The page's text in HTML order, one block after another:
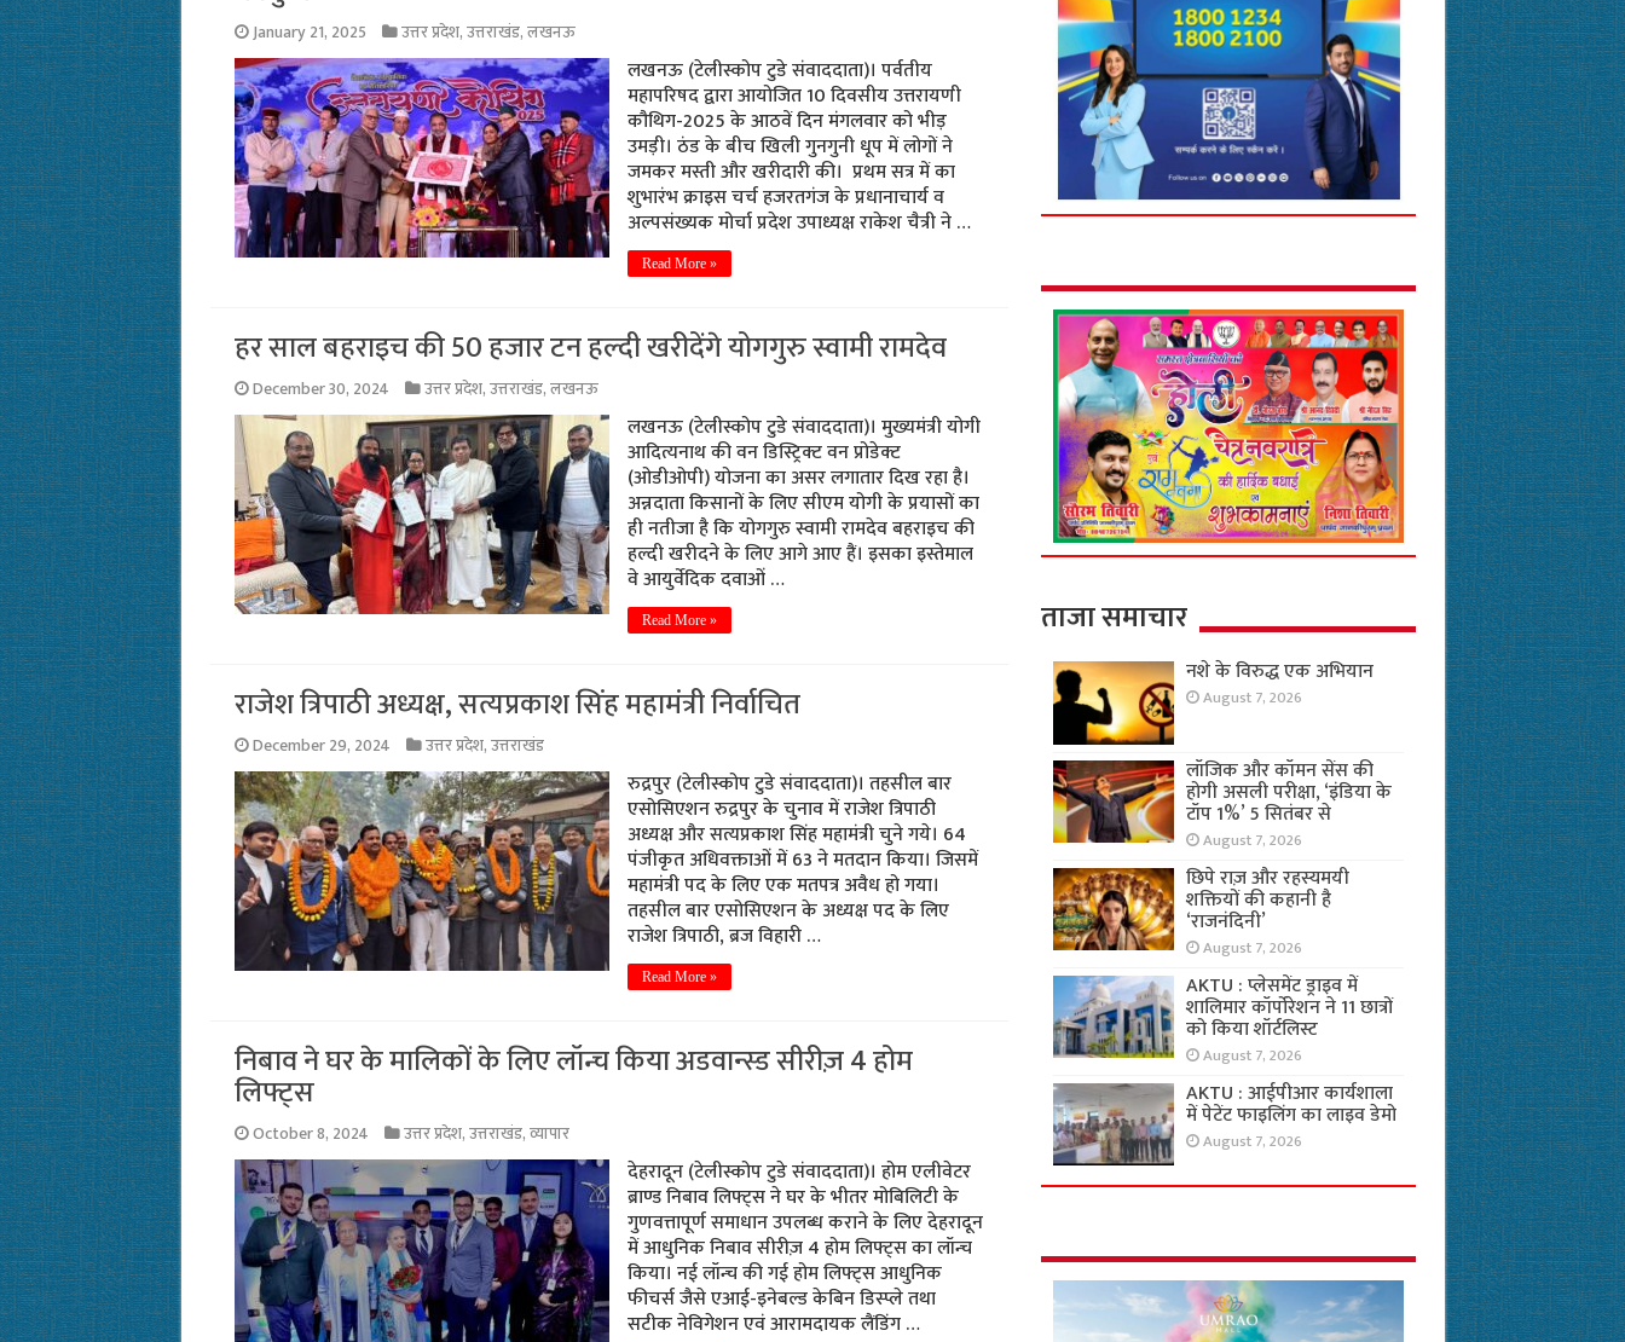
January 21, 2025 उत्तर प्रदेश,उत्तराखंड,लखनऊ
लखनऊ (टेलीस्कोप टुडे संवाददाता)। पर्वतीय
महापरिषद द्वारा आयोजित 10 दिवसीय उत्तरायणी
कौथिग-2025 के आठवें दिन मंगलवार को भीड़
उमड़ी। ठंड के बीच खिली गुनगुनी धूप में लोगों ने
जमकर मस्ती और खरीदारी की। प्रथम सत्र में का
शुभारंभ क्राइस चर्च हजरतगंज के प्रधानाचार्य व
अल्पसंख्यक मोर्चा प्रदेश उपाध्यक्ष राकेश चैत्री ने …
Read More »
हर साल बहराइच की 50 हजार टन हल्दी खरीदेंगे योगगुरु स्वामी रामदेव
December 30, 2024 उत्तर प्रदेश,उत्तराखंड,लखनऊ
लखनऊ (टेलीस्कोप टुडे संवाददाता)। मुख्यमंत्री योगी
आदित्यनाथ की वन डिस्ट्रिक्ट वन प्रोडेक्ट
(ओडीओपी) योजना का असर लगातार दिख रहा है।
अन्नदाता किसानों के लिए सीएम योगी के प्रयासों का
ही नतीजा है कि योगगुरु स्वामी रामदेव बहराइच की
हल्दी खरीदने के लिए आगे आए हैं। इसका इस्तेमाल
वे आयुर्वेदिक दवाओं …
Read More »
राजेश त्रिपाठी अध्यक्ष, सत्यप्रकाश सिंह महामंत्री निर्वाचित
December 29, 2024 उत्तर प्रदेश,उत्तराखंड
रुद्रपुर (टेलीस्कोप टुडे संवाददाता)। तहसील बार
एसोसिएशन रुद्रपुर के चुनाव में राजेश त्रिपाठी
अध्यक्ष और सत्यप्रकाश सिंह महामंत्री चुने गये। 64
पंजीकृत अधिवक्ताओं में 63 ने मतदान किया। जिसमें
महामंत्री पद के लिए एक मतपत्र अवैध हो गया।
तहसील बार एसोसिएशन के अध्यक्ष पद के लिए
राजेश त्रिपाठी, ब्रज विहारी …
Read More »
निबाव ने घर के मालिकों के लिए लॉन्च किया अडवान्स्ड सीरीज़ 4 होम
लिफ्ट्स
October 8, 2024 उत्तर प्रदेश,उत्तराखंड,व्यापार
देहरादून (टेलीस्कोप टुडे संवाददाता)। होम एलीवेटर
ब्राण्ड निबाव लिफ्ट्स ने घर के भीतर मोबिलिटी के
गुणवत्तापूर्ण समाधान उपलब्ध कराने के लिए देहरादून
में आधुनिक निबाव सीरीज़ 4 होम लिफ्ट्स का लॉन्च
किया। नई लॉन्च की गई होम लिफ्ट्स आधुनिक
फीचर्स जैसे एआई-इनेबल्ड केबिन डिस्प्ले तथा
सटीक नेविगेशन एवं आरामदायक लैंडिंग …
ताजा समाचार
नशे के विरुद्ध एक अभियान
August 7, 2026
लॉजिक और कॉमन सेंस की
होगी असली परीक्षा, ‘इंडिया के
टॉप 1%’ 5 सितंबर से
August 7, 2026
छिपे राज़ और रहस्यमयी
शक्तियों की कहानी है
‘राजनंदिनी’
August 7, 2026
AKTU : प्लेसमेंट ड्राइव में
शालिमार कॉर्पोरेशन ने 11 छात्रों
को किया शॉर्टलिस्ट
August 7, 2026
AKTU : आईपीआर कार्यशाला
में पेटेंट फाइलिंग का लाइव डेमो
August 7, 2026